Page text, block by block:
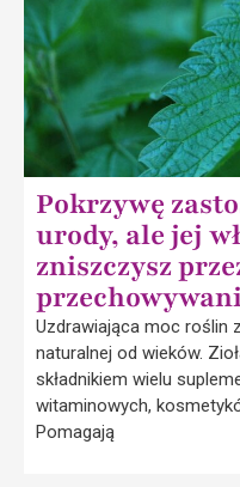
Pokrzywę
urody, ale jej
zniszczysz
Uzdrawiająca moc roślin
naturalnej od wieków.
składnikiem wielu
witaminowych,
Pomagają